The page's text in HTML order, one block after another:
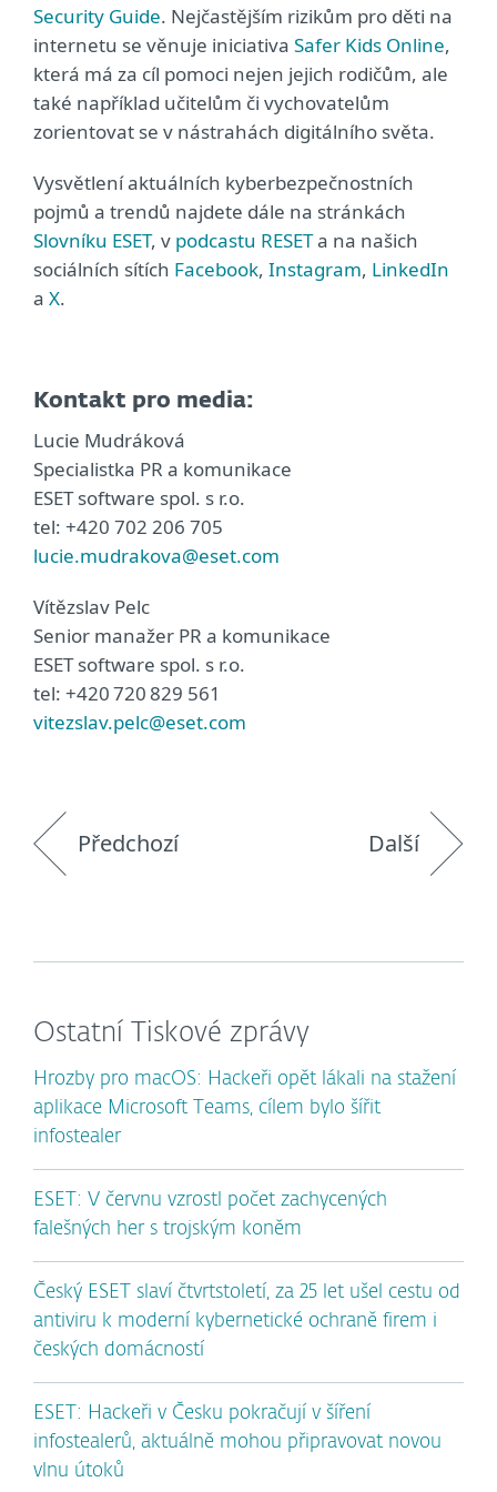
Security Guide. Nejčastějším rizikům pro děti na
internetu se věnuje iniciativa Safer Kids Online,
která má za cíl pomoci nejen jejich rodičům, ale
také například učitelům či vychovatelům
zorientovat se v nástrahách digitálního světa.
Vysvětlení aktuálních kyberbezpečnostních
pojmů a trendů najdete dále na stránkách
Slovníku ESET, v podcastu RESETa na našich
sociálních sítích Facebook, Instagram, LinkedIn
a X.
Kontakt pro media:
Lucie Mudráková
Specialistka PR a komunikace
ESET software spol. s r.o.
tel: +420 702 206 705
lucie.mudrakova@eset.com
Vítězslav Pelc
Senior manažer PR a komunikace
ESET software spol. s r.o.
tel: +420 720 829 561
vitezslav.pelc@eset.com
Předchozí Další
Ostatní Tiskové zprávy
Hrozby pro macOS: Hackeři opět lákali na stažení
aplikace Microsoft Teams, cílem bylo šířit
infostealer
ESET: V červnu vzrostl počet zachycených
falešných her s trojským koněm
Český ESET slaví čtvrtstoletí, za 25 let ušel cestu od
antiviru k moderní kybernetické ochraně firem i
českých domácností
ESET: Hackeři v Česku pokračují v šíření
infostealerů, aktuálně mohou připravovat novou
vlnu útoků